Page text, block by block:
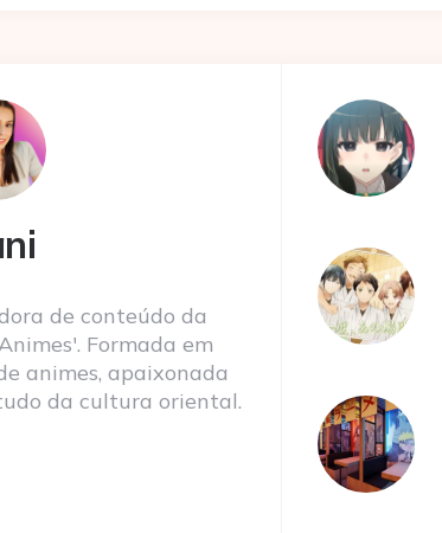
de conteúdo da
Formada em
animes, apaixonada
da cultura oriental.